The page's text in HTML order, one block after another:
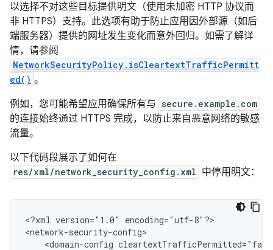
以选择不对这些目标提供明文（使用未加密 HTTP 协议而
非 HTTPS）支持。此选项有助于防止应用因外部源（如后
端服务器）提供的网址发生变化而意外回归。如需了解详
情，请参阅
NetworkSecurityPolicy.isCleartextTrafficPermitt
ed() 。
例如，您可能希望应用确保所有与 secure.example.com
的连接始终通过 HTTPS 完成，以防止来自恶意网络的敏感
流量。
以下代码段展示了如何在
res/xml/network_security_config.xml 中停用明文：
<?xml version="1.0"
encoding="utf-8"?>
<domain-config